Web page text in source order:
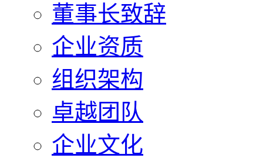
董事长致辞
企业资质
组织架构
卓越团队
企业文化